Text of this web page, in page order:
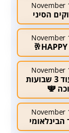
November
הסיני
November
HAPPY
November
תזכורת: עוד 3 שבועות
🕎
November
הבינלאומי